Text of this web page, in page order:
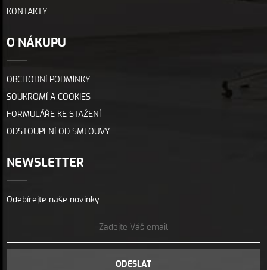
KONTAKTY
O NÁKUPU
OBCHODNÍ PODMÍNKY
SOUKROMÍ A COOKIES
FORMULÁŘE KE STAŽENÍ
ODSTOUPENÍ OD SMLOUVY
NEWSLETTER
Odebírejte naše novinky
ODESLAT